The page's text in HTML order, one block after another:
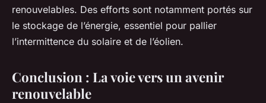
renouvelables. Des efforts sont notamment portés sur
le stockage de l’énergie, essentiel pour pallier
l’intermittence du solaire et de l’éolien.
Conclusion : La voie vers un avenir
renouvelable